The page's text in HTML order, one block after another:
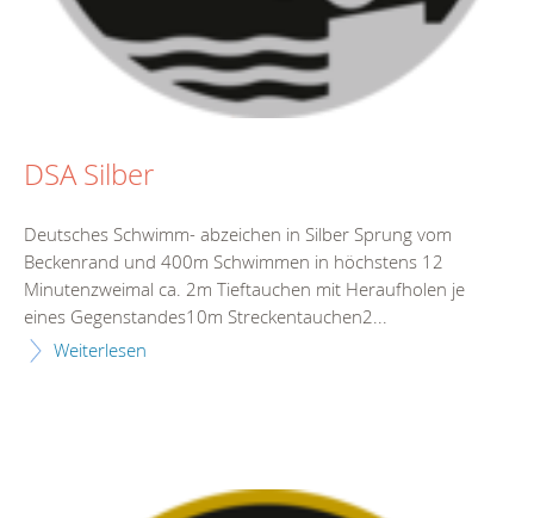
DSA Silber
Deutsches Schwimm- abzeichen in Silber Sprung vom
Beckenrand und 400m Schwimmen in höchstens 12
Minutenzweimal ca. 2m Tieftauchen mit Heraufholen je
eines Gegenstandes10m Streckentauchen2...
Weiterlesen